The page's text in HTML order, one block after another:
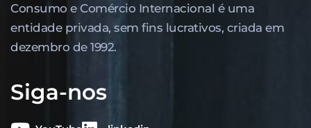
Consumo e Comércio Internacional é uma
entidade privada, sem fins lucrativos, criada em
dezembro de 1992.
Siga-nos